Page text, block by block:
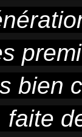
bien